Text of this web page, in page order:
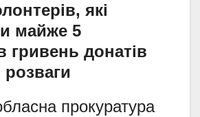
які
майже 5
гривень донатів
розваги
прокуратура